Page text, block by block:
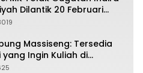
Dilantik 20 Februari
Massiseng: Tersedia
yang Ingin Kuliah di
UCM